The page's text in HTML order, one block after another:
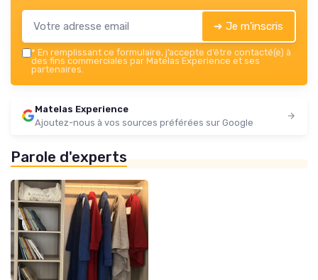
➔ Je m'inscris
* En remplissant ce formulaire, j’accepte d’être contacté(e) à
des fins commerciales par Matelas Experience et ses
partenaires.
Matelas Experience
Ajoutez-nous à vos sources préférées sur Google
Parole d'experts